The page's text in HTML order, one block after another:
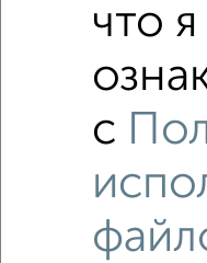
1‑комнатные квартиры
что я
с